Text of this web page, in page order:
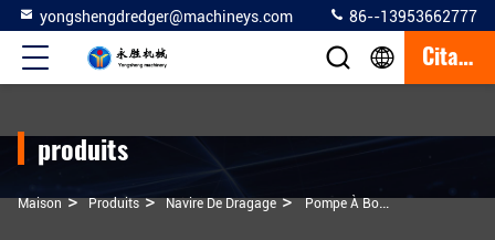
yongshengdredger@machineys.com 86--13953662777
Citation
produits
Maison > Produits > Navire De Dragage > Pompe À Boues Centrifugeuse, Coupeuse Hydraulique, Dragueuse À Aspiration, Navire À Drague 900 Cbm/h, Profondeur De Drague 15 Mètres